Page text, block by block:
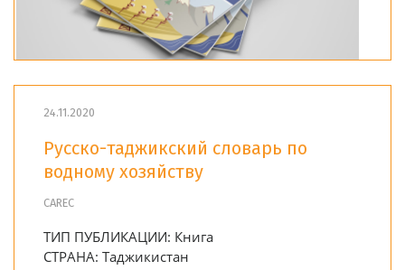
24.11.2020
Русско-таджикский словарь по
водному хозяйству
CAREC
ТИП ПУБЛИКАЦИИ: Книга
СТРАНА: Таджикистан